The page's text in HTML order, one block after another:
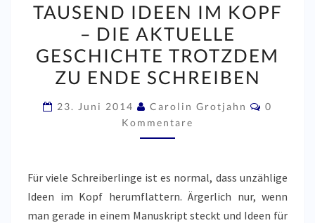
IDEEN
IM
KOPF
–
AKTUELLE
GESCHICHTE
ENDE
SCHREIBEN
TAUSEND IDEEN IM KOPF
– DIE AKTUELLE
GESCHICHTE TROTZDEM
ZU ENDE SCHREIBEN
23. Juni 2014 Carolin Grotjahn
0
Kommentare
Für viele Schreiberlinge ist es normal, dass unzählige
Ideen im Kopf herumflattern. Ärgerlich nur, wenn
man gerade in einem Manuskript steckt und Ideen für